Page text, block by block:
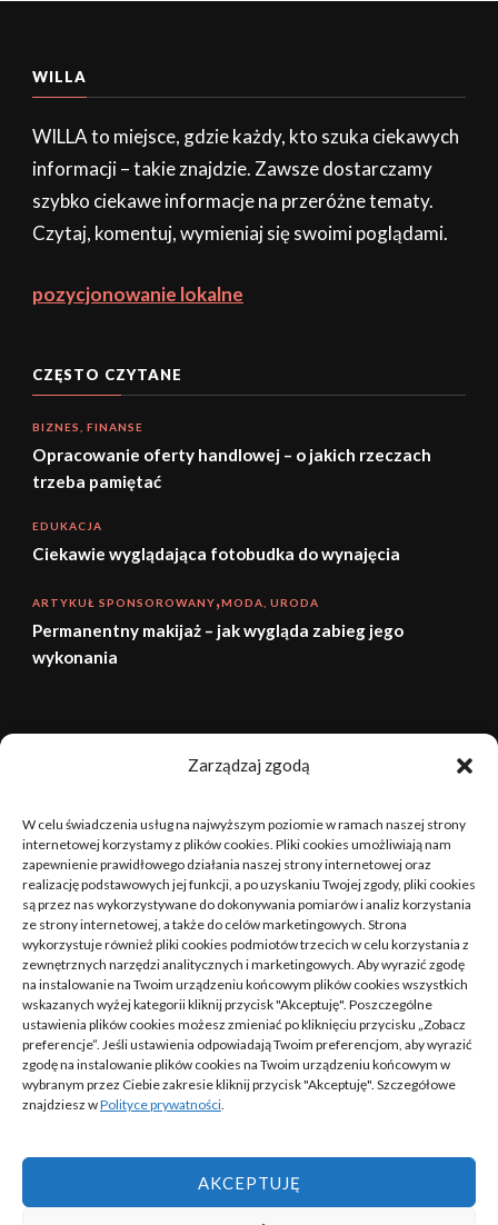
Zarządzaj zgodą
W celu świadczenia usług na najwyższym poziomie w ramach naszej strony
internetowej korzystamy z plików cookies. Pliki cookies umożliwiają nam
zapewnienie prawidłowego działania naszej strony internetowej oraz
realizację podstawowych jej funkcji, a po uzyskaniu Twojej zgody, pliki cookies
są przez nas wykorzystywane do dokonywania pomiarów i analiz korzystania
ze strony internetowej, a także do celów marketingowych. Strona
wykorzystuje również pliki cookies podmiotów trzecich w celu korzystania z
zewnętrznych narzędzi analitycznych i marketingowych. Aby wyrazić zgodę
na instalowanie na Twoim urządzeniu końcowym plików cookies wszystkich
wskazanych wyżej kategorii kliknij przycisk "Akceptuję". Poszczególne
ustawienia plików cookies możesz zmieniać po kliknięciu przycisku „Zobacz
preferencje”. Jeśli ustawienia odpowiadają Twoim preferencjom, aby wyrazić
zgodę na instalowanie plików cookies na Twoim urządzeniu końcowym w
wybranym przez Ciebie zakresie kliknij przycisk "Akceptuję". Szczegółowe
znajdziesz wPolityce prywatności.
AKCEPTUJĘ
WILLA
WILLA to miejsce, gdzie każdy, kto szuka ciekawych
informacji – takie znajdzie. Zawsze dostarczamy
szybko ciekawe informacje na przeróżne tematy.
Czytaj, komentuj, wymieniaj się swoimi poglądami.
pozycjonowanie lokalne
CZĘSTO CZYTANE
BIZNES, FINANSE
Opracowanie oferty handlowej – o jakich rzeczach
trzeba pamiętać
EDUKACJA
Ciekawie wyglądająca fotobudka do wynajęcia
ARTYKUŁ SPONSOROWANY MODA, URODA
Permanentny makijaż – jak wygląda zabieg jego
wykonania
3 4 5 6 7 8 9
10 11 12 13 14 15 16
17 18 19 20 21 22 23
24 25 26 27 28 29 30
31
« cze